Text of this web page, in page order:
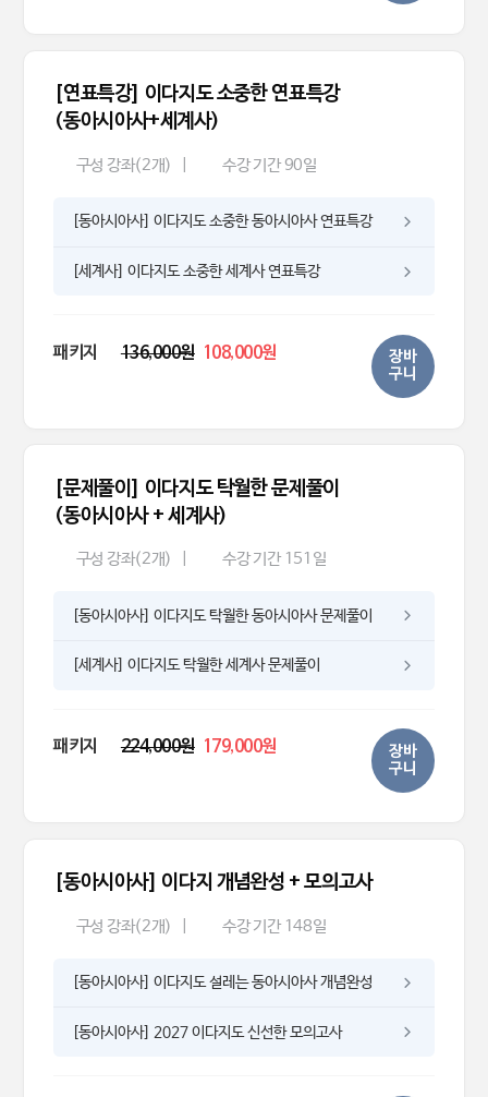
[연표특강] 이다지도 소중한 연표특강
(동아시아사+세계사)
구성 강좌(2개) 수강 기간 90일
[동아시아사] 이다지도 소중한 동아시아사 연표특강
[세계사] 이다지도 소중한 세계사 연표특강
패키지 136,000원 108,000원
장바
구니
[문제풀이] 이다지도 탁월한 문제풀이
(동아시아사 + 세계사)
구성 강좌(2개) 수강 기간 151일
[동아시아사] 이다지도 탁월한 동아시아사 문제풀이
[세계사] 이다지도 탁월한 세계사 문제풀이
패키지 224,000원 179,000원
장바
구니
[동아시아사] 이다지 개념완성 + 모의고사
구성 강좌(2개) 수강 기간 148일
[동아시아사] 이다지도 설레는 동아시아사 개념완성
[동아시아사] 2027 이다지도 신선한 모의고사